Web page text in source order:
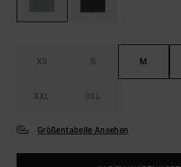
XS S M
XXL 3XL
Größentabelle Ansehen